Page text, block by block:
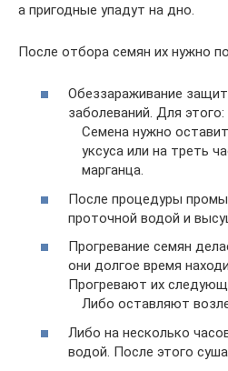
а пригодные упадут на дно.
После отбора семян их нужно
Обеззараживание
заболеваний. Для этого:
Семена нужно
уксуса или на треть
марганца.
После процедуры
проточной водой и
Прогревание семян
они долгое время
Прогревают их
Либо оставляют
Либо на несколько
водой. После этого